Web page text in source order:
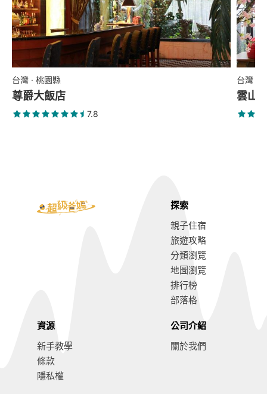
台灣 · 桃園縣
尊爵大飯店
7.8
台灣 ·
雲山
探索
親子住宿
旅遊攻略
分類瀏覽
地圖瀏覽
排行榜
部落格
資源
新手教學
條款
隱私權
公司介紹
關於我們